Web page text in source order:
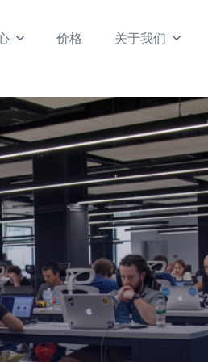
价格 关于我们